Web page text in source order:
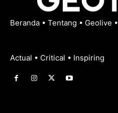
Beranda • Tentang • Geolive •
Actual • Critical • Inspiring